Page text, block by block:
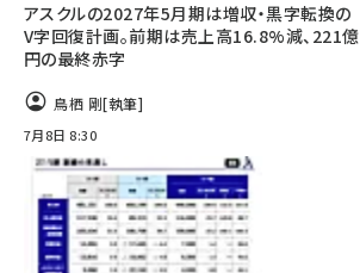
アスクルの2027年5月期は増収・黒字転換の
V字回復計画。前期は売上高16.8%減、221億
円の最終赤字
鳥栖 剛[執筆]
7月8日 8:30